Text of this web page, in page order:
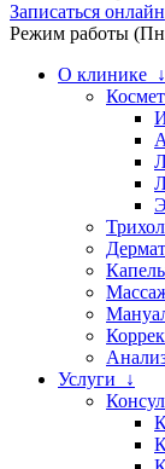
Записаться онлайн
Режим работы
О клинике ↓
Услуги ↓